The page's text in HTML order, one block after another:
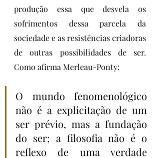
produção essa que desvela os
sofrimentos dessa parcela da
sociedade e as resistências criadoras
de outras possibilidades de ser.
Como afirma Merleau-Ponty:
O mundo fenomenológico
não é a explicitação de um
ser prévio, mas a fundação
do ser; a filosofia não é o
reflexo de uma verdade